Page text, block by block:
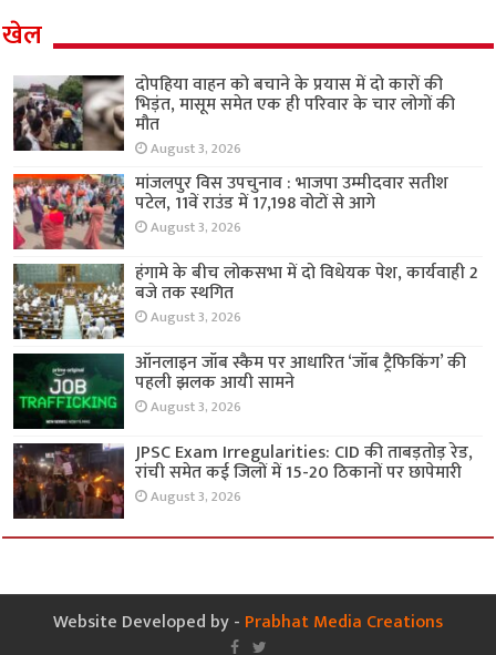
खेल
दोपहिया वाहन को बचाने के प्रयास में दो कारों की
भिड़ंत, मासूम समेत एक ही परिवार के चार लोगों की
मौत
August 3, 2026
मांजलपुर विस उपचुनाव : भाजपा उम्मीदवार सतीश
पटेल, 11वें राउंड में 17,198 वोटों से आगे
August 3, 2026
हंगामे के बीच लोकसभा में दो विधेयक पेश, कार्यवाही 2
बजे तक स्थगित
August 3, 2026
ऑनलाइन जॉब स्कैम पर आधारित ‘जॉब ट्रैफिकिंग’ की
पहली झलक आयी सामने
August 3, 2026
JPSC Exam Irregularities: CID की ताबड़तोड़ रेड,
रांची समेत कई जिलों में 15-20 ठिकानों पर छापेमारी
August 3, 2026
Website Developed by - Prabhat Media Creations